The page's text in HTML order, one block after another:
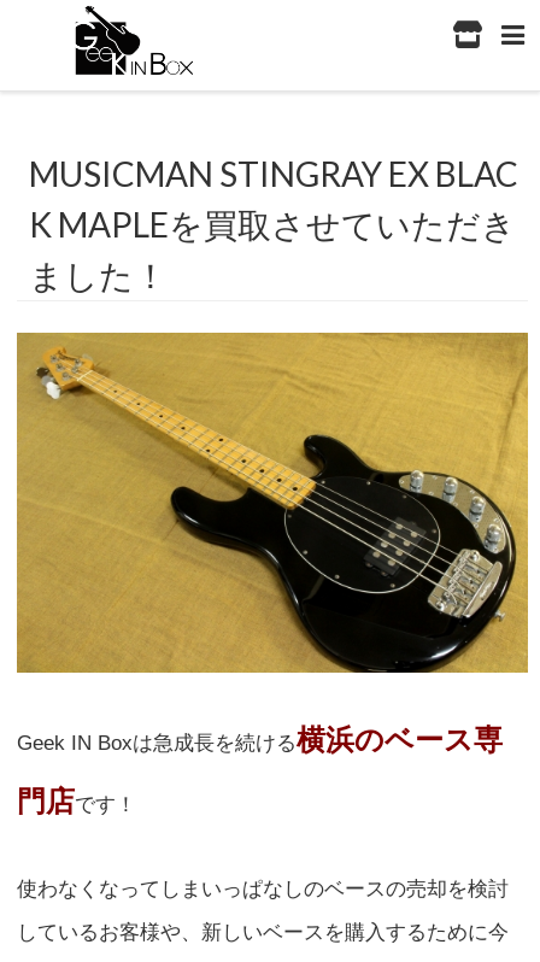
MUSICMAN STINGRAY EX BLAC
K MAPLEを買取させていただき
ました！
Geek IN Boxは急成長を続ける横浜のベース専
門店です！
使わなくなってしまいっぱなしのベースの売却を検討
しているお客様や、新しいベースを購入するために今